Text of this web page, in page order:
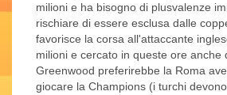
milioni e ha bisogno di plusvalenze
rischiare di essere esclusa dalle
favorisce la corsa all'attaccante
milioni e cercato in queste ore anche
Greenwood preferirebbe la Roma
giocare la Champions (i turchi